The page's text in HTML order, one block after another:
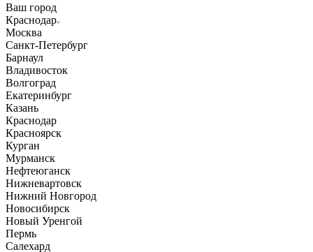
Ваш город
Краснодар
Москва
Санкт-Петербург
Барнаул
Владивосток
Волгоград
Екатеринбург
Казань
Краснодар
Красноярск
Курган
Мурманск
Нефтеюганск
Нижневартовск
Нижний Новгород
Новосибирск
Новый Уренгой
Пермь
Салехард